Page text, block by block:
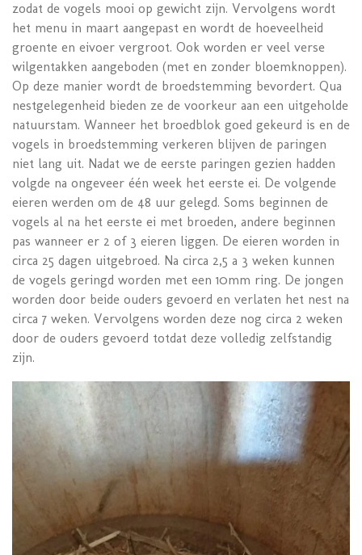
zodat de vogels mooi op gewicht zijn. Vervolgens wordt
het menu in maart aangepast en wordt de hoeveelheid
groente en eivoer vergroot. Ook worden er veel verse
wilgentakken aangeboden (met en zonder bloemknoppen).
Op deze manier wordt de broedstemming bevordert. Qua
nestgelegenheid bieden ze de voorkeur aan een uitgeholde
natuurstam. Wanneer het broedblok goed gekeurd is en de
vogels in broedstemming verkeren blijven de paringen
niet lang uit. Nadat we de eerste paringen gezien hadden
volgde na ongeveer één week het eerste ei. De volgende
eieren werden om de 48 uur gelegd. Soms beginnen de
vogels al na het eerste ei met broeden, andere beginnen
pas wanneer er 2 of 3 eieren liggen. De eieren worden in
circa 25 dagen uitgebroed. Na circa 2,5 a 3 weken kunnen
de vogels geringd worden met een 10mm ring. De jongen
worden door beide ouders gevoerd en verlaten het nest na
circa 7 weken. Vervolgens worden deze nog circa 2 weken
door de ouders gevoerd totdat deze volledig zelfstandig
zijn.